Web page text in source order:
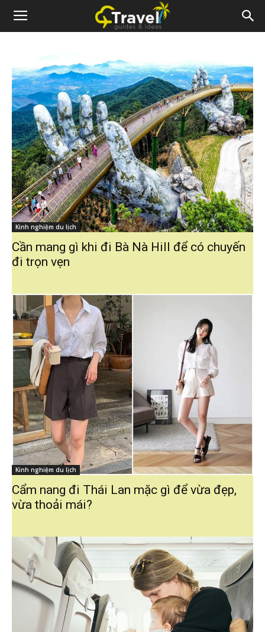
Kinh nghiệm du lịch
Cần mang gì khi đi Bà Nà Hill để có chuyến
đi trọn vẹn
Kinh nghiệm du lịch
Cẩm nang đi Thái Lan mặc gì để vừa đẹp,
vừa thoải mái?